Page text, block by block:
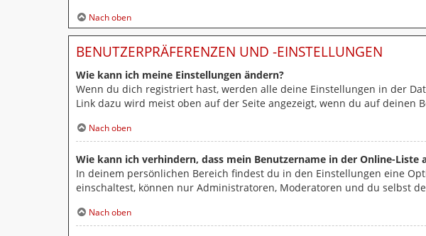
Nach oben
BENUTZERPRÄFERENZEN UND -EINSTELLUNGEN
Wie kann ich meine Einstellungen ändern?
Wenn du dich registriert hast, werden alle deine Einstellungen in der
Link dazu wird meist oben auf der Seite angezeigt, wenn du auf
Nach oben
Wie kann ich verhindern, dass mein Benutzername in der Online-Liste
In deinem persönlichen Bereich findest du in den Einstellungen eine
einschaltest, können nur Administratoren, Moderatoren und du selbst
Nach oben